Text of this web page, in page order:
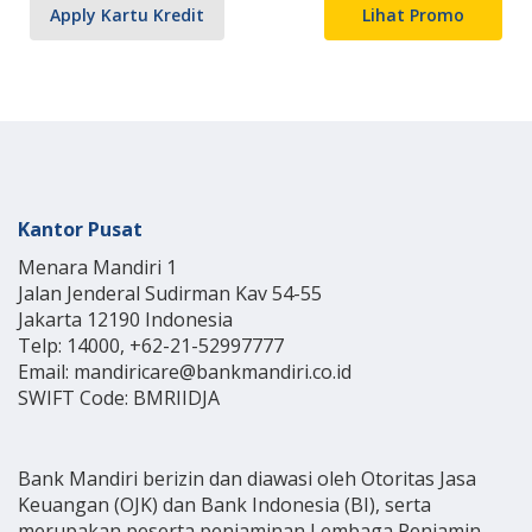
Apply Kartu Kredit Lihat Promo
Kantor Pusat
Menara Mandiri 1
Jalan Jenderal Sudirman Kav 54-55
Jakarta 12190 Indonesia
Telp: 14000, +62-21-52997777
Email: mandiricare@bankmandiri.co.id
SWIFT Code: BMRIIDJA
Bank Mandiri berizin dan diawasi oleh Otoritas Jasa
Keuangan (OJK) dan Bank Indonesia (BI), serta